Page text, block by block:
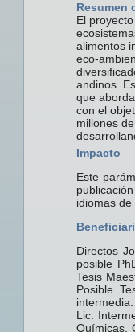
Resumen
El
alimentos
eco-
andinos.
que
con el
millones
Impacto
Este
idiomas
Directos
posible
Tesis
Posible
Lic.
Químicas,